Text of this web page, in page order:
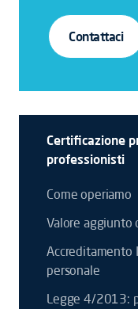
Contattaci
Certificazione
professionisti
Come operiamo
Valore aggiunto
Accreditamento
personale
Legge 4/2013: